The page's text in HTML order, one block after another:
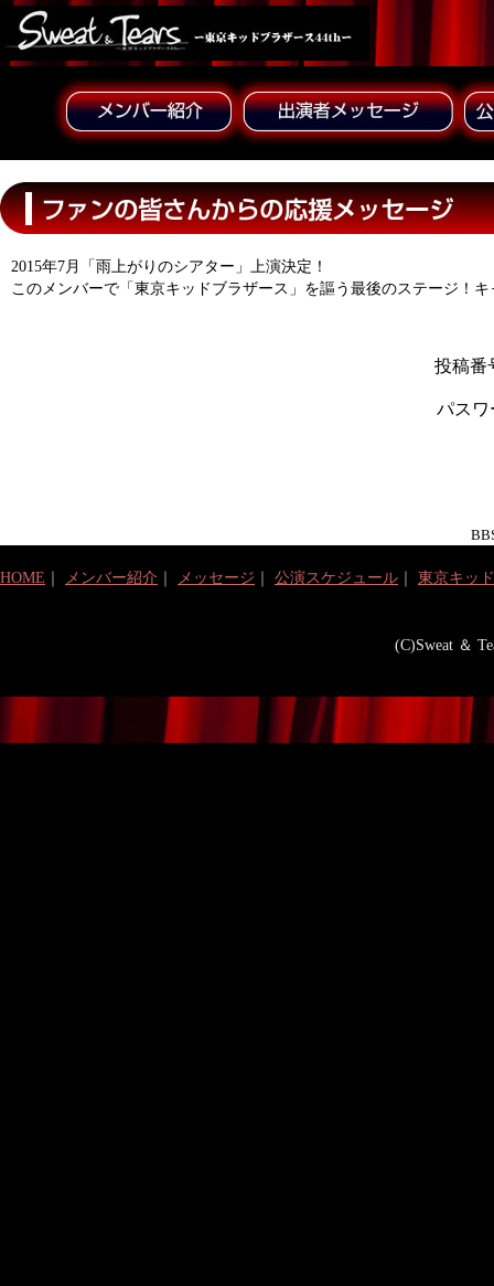
2015年7月「雨上がりのシアター」上演決定！
このメンバーで「東京キッドブラザース」を謳う最後のステージ！
投稿番
パス
HOME メンバー紹介 メッセージ 公演スケジュール 東京キッ
(C)Sweat ＆